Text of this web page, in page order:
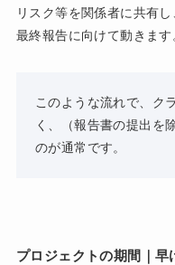
リスク等を関係者に共有
最終報告に向けて動きます
このような流れで、ク
く、（報告書の提出を
のが通常です。
プロジェクトの期間｜